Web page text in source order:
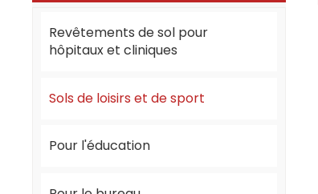
Revêtements de sol pour
hôpitaux et cliniques
Sols de loisirs et de sport
Pour l'éducation